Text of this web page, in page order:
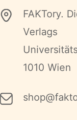
FAKTory.
Verlags
1010 Wien